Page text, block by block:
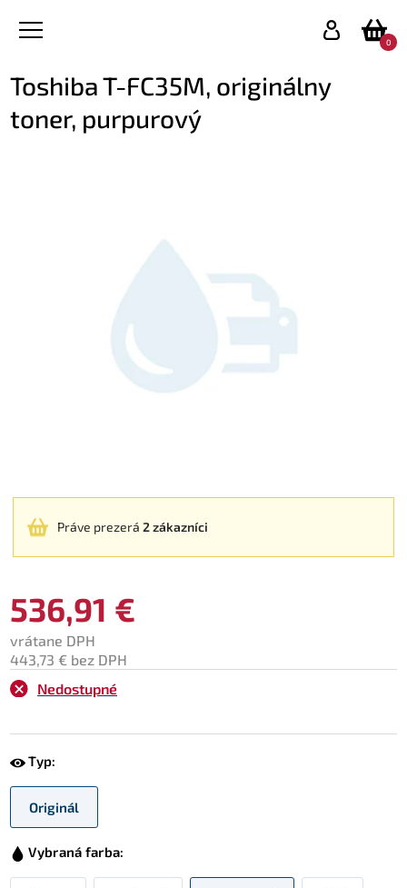
0
Toshiba T-FC35M, originálny
toner, purpurový
Práve prezerá 2 zákazníci
536,91 €
vrátane DPH
443,73 € bez DPH
Nedostupné
Typ:
Originál
Vybraná farba: